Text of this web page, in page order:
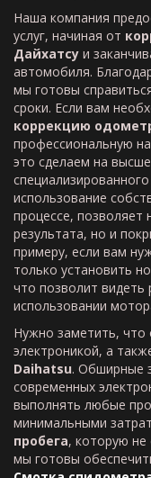
Наша компания
услуг, начиная от
Дайхатсу и
автомобиля.
мы готовы
сроки. Если вам
коррекцию
профессиональную
это сделаем на
использование
процессе, позволяет
результата, но и
примеру, если вам
только установить
что позволит
использовании
Нужно заметить,
электроникой, а
Daihatsu. Обширные
современных
выполнять любые
минимальными
пробега, которую не
мы готовы